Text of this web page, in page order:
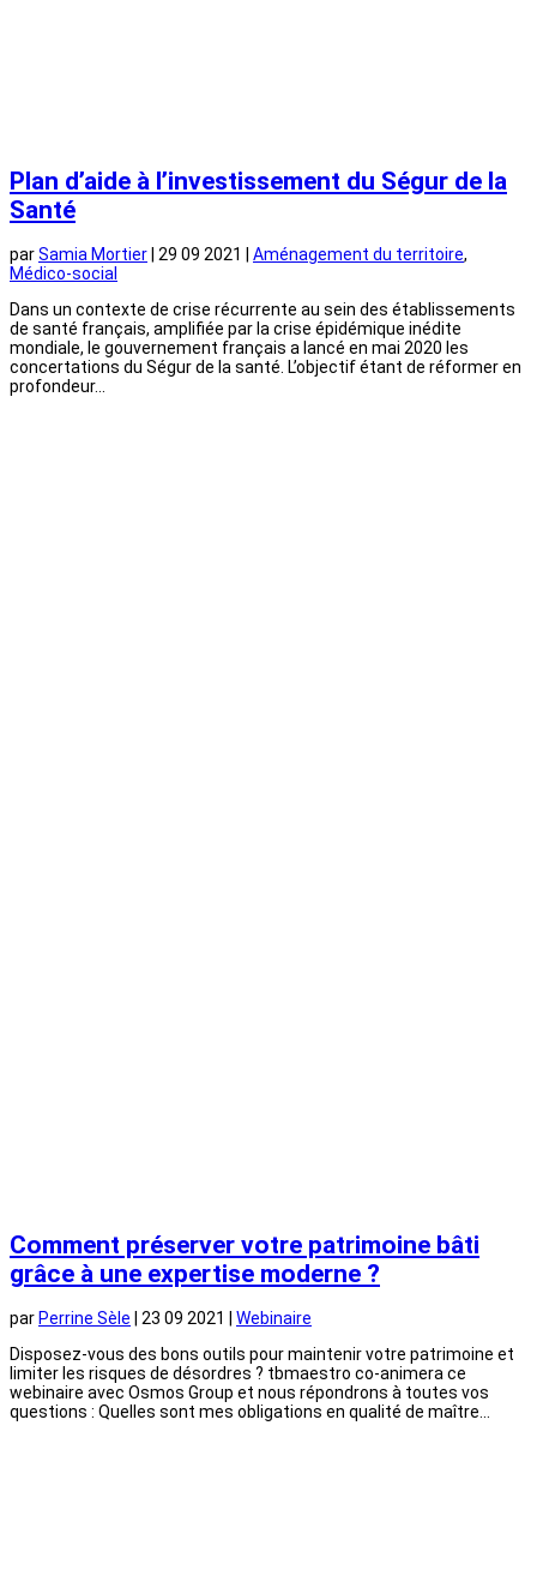
Plan d’aide à l’investissement du Ségur de la
Santé
parSamia Mortier 29 09 2021 Aménagement du territoire,
Médico-social
Dans un contexte de crise récurrente au sein des établissements
de santé français, amplifiée par la crise épidémique inédite
mondiale, le gouvernement français a lancé en mai 2020 les
concertations du Ségur de la santé. L’objectif étant de réformer en
profondeur...
Comment préserver votre patrimoine bâti
grâce à une expertise moderne ?
par Perrine Sèle 23 09 2021
Webinaire
Disposez-vous des bons outils pour maintenir votre patrimoine et
limiter les risques de désordres ? tbmaestro co-animera ce
webinaire avec Osmos Group et nous répondrons à toutes vos
questions : Quelles sont mes obligations en qualité de maître...